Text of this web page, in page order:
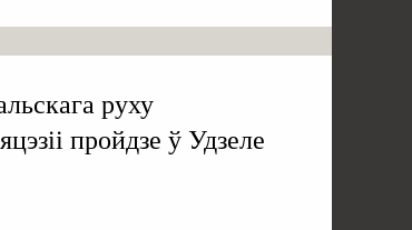
руху
пройдзе ў Удзеле